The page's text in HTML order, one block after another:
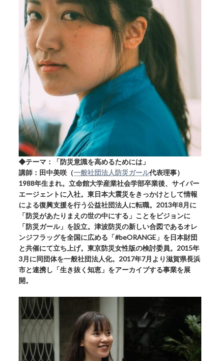
◆テーマ：「防災意識を高めるためには」
講師：田中美咲（一般社団法人防災ガール代表理事）
1988年生まれ。立命館大学産業社会学部卒業後、サイバー
エージェントに入社。東日本大震災をきっかけとして情報
による復興支援を行う公益社団法人に転職。2013年8月に
「防災があたりまえの世の中にする」ことをビジョンに
「防災ガール」を設立。津波防災の新しい合図であるオレ
ンジフラッグを全国に広める「#beORANGE」を日本財団
と共催にて立ち上げ。東京防災女性版の検討委員。2015年
3月に同団体を一般社団法人化。2017年7月より滋賀県長浜
市と連携し「生き抜く知恵」をアーカイブする事業を展
開。